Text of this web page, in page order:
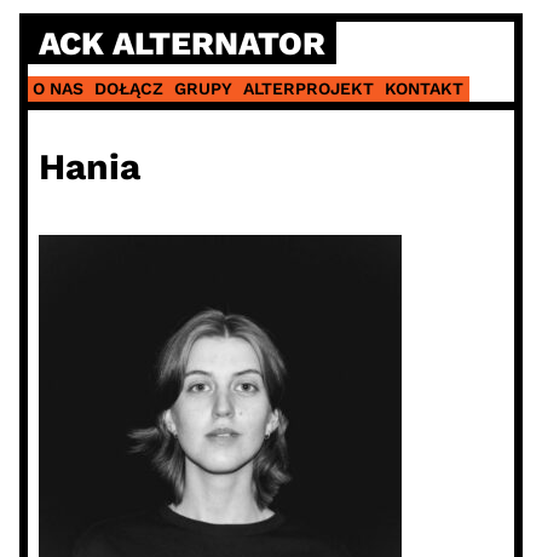
Skip
content
ACK ALTERNATOR
O NAS DOŁĄCZ GRUPY ALTERPROJEKT KONTAKT
Hania